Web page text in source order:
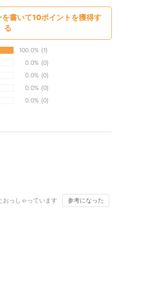
書いて10ポイントを獲得す
る
100.0% (1)
0.0% (0)
0.0% (0)
0.0% (0)
0.0% (0)
おっしゃっています 参考になった